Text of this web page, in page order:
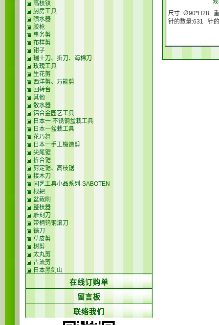
尺寸: ∅90*H28
针的数量:631 针
高枝铗
厨房工具
喷水器
胶枪
事务剪
布样剪
钳子
瑞士刀、折刀、海棉刀
玫瑰工具
生花剪
西洋剪、万能剪
回转台
其他
散水器
铝合金园艺工具
日本一 不锈钢盆栽工具
日本一盆栽工具
花乃舞
日本一手工锻造剪
尖尾锯
折合锯
剪定锯、高枝锯
接木刀
园艺工具小品系列-SABOTEN
根耙
盆栽刷
整枝器
雕刻刀
带柄钨钢滚刀
镰刀
草皮剪
树剪
太丸剪
古流剪
日本黑剑山
在线订购单
留言板
联络我们